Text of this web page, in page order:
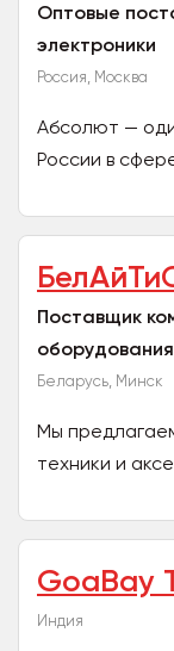
Оптовые
электроники
Россия, Москва
Абсолют —
России в
года в Москве
Поставщик
оборудования
Беларусь, Минск
Мы
техники и
GoaBay
Индия